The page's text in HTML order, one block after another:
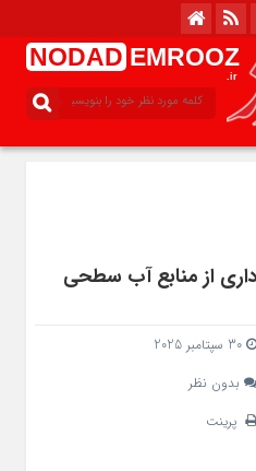
NODAD EMROOZ
.ir
از منابع آب سطحی
30 سپتامبر 2025
بدون نظر
پرینت